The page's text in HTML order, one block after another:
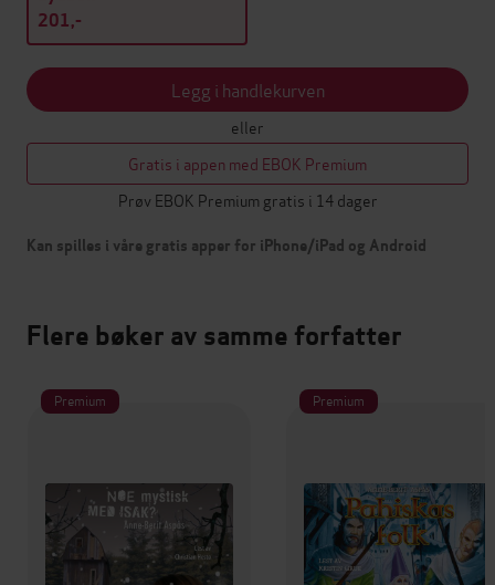
201,-
Legg i handlekurven
eller
Gratis i appen med EBOK Premium
Prøv EBOK Premium gratis i 14 dager
Kan spilles i våre gratis apper for iPhone/iPad og Android
Flere bøker av samme forfatter
Premium Premium